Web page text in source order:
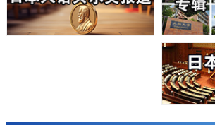
高精度解读
经济・社会
【AI法上篇】如何对“将人生交给AI”保持危机感
庆应义塾大学阐明脑内“游击手”小胶质细胞包裹
制，有望用于开发阿尔茨海默病等疾病疗法
劣化抑制机制，为提升轮胎安全性与耐久性的材